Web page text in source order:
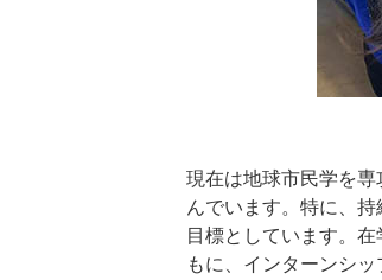
現在は地球市民学を
んでいます。特に、
目標としています。
もに、インターンシ